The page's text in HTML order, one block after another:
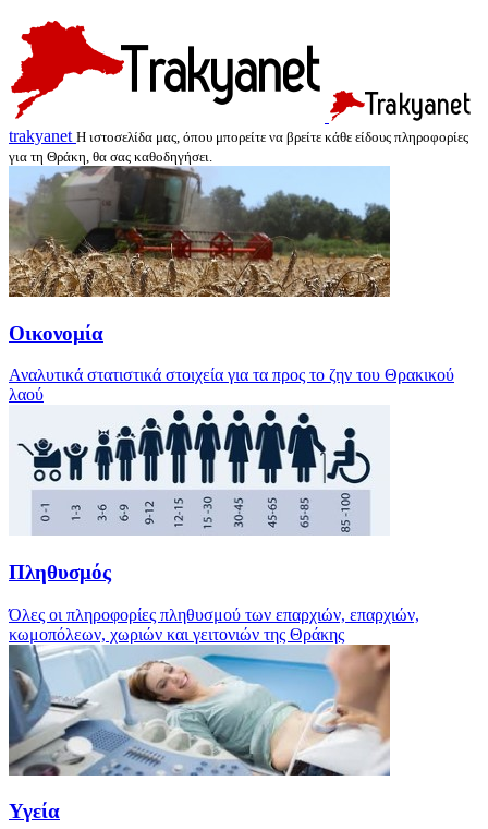
trakyanet Η ιστοσελίδα μας, όπου μπορείτε να βρείτε κάθε είδους πληροφορίες
για τη Θράκη, θα σας καθοδηγήσει.
Οικονομία
Αναλυτικά στατιστικά στοιχεία για τα προς το ζην του Θρακικού
λαού
Πληθυσμός
Όλες οι πληροφορίες πληθυσμού των επαρχιών, επαρχιών,
κωμοπόλεων, χωριών και γειτονιών της Θράκης
Υγεία